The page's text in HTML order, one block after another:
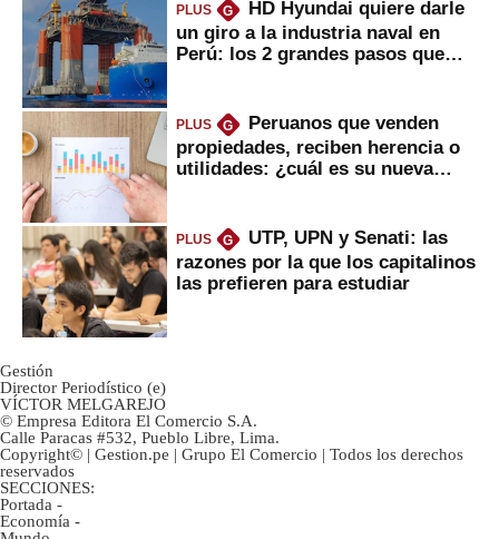
PLUS G
HD Hyundai quiere darle
un giro a la industria naval en
Perú: los 2 grandes pasos que
PLUS G
Peruanos que venden
propiedades, reciben herencia o
utilidades: ¿cuál es su nueva
PLUS G
UTP, UPN y Senati: las
razones por la que los capitalinos
las prefieren para estudiar
Gestión
Director Periodístico (e)
VÍCTOR MELGAREJO
© Empresa Editora El Comercio S.A.
Calle Paracas #532, Pueblo Libre, Lima.
Copyright© | Gestion.pe | Grupo El Comercio | Todos los derechos
reservados
SECCIONES:
Portada -
Economía -